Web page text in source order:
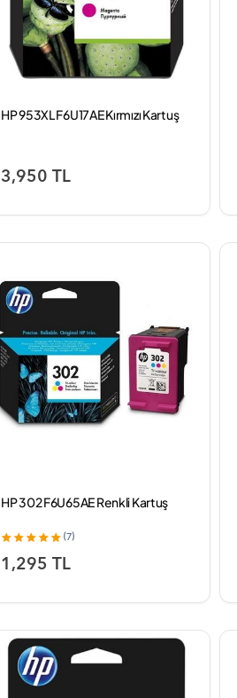
HP 953XL F6U17AE Kırmızı Kartuş
3,950 TL
HP 302 F6U65AE Renkli Kartuş
(7)
1,295 TL